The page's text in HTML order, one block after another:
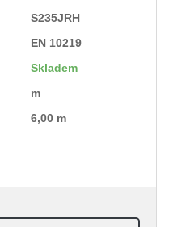
S235JRH
EN 10219
Skladem
m
6,00 m